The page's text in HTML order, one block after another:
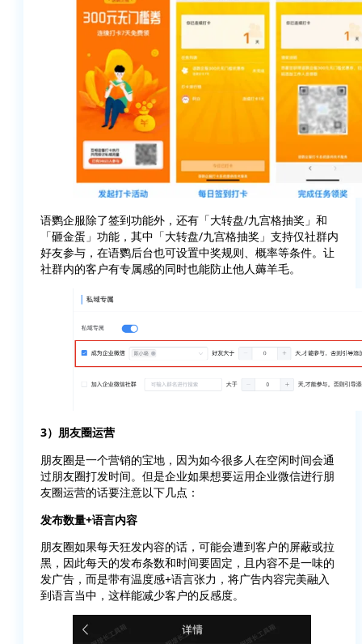
语鹦企服除了签到功能外，还有「大转盘/九宫格抽奖」和
「砸金蛋」功能，其中「大转盘/九宫格抽奖」支持仅社群内
好友参与，在语鹦后台也可设置中奖规则、概率等条件。让
社群内的客户有专属感的同时也能防止他人薅羊毛。
3）朋友圈运营
朋友圈是一个营销的宝地，因为如今很多人在空闲时间会通
过朋友圈打发时间。但是企业如果想要运用企业微信进行朋
友圈运营的话要注意以下几点：
发布数量+语言内容
朋友圈如果每天狂发内容的话，可能会遭到客户的屏蔽或拉
黑，因此每天的发布条数和时间要固定，且内容不是一味的
发广告，而是带有温度感+语言张力，将广告内容完美融入
到语言当中，这样能减少客户的反感度。